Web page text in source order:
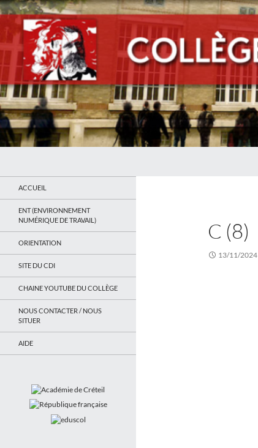
C (8)
13/11/2024
ACCUEIL
ENT (ENVIRONNEMENT
NUMÉRIQUE DE TRAVAIL)
ORIENTATION
SITE DU CDI
CHAINE YOUTUBE DU COLLÈGE
NOUS CONTACTER / NOUS
SITUER
AIDE